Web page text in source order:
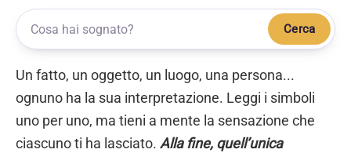
Cerca
Un fatto, un oggetto, un luogo, una persona...
ognuno ha la sua interpretazione. Leggi i simboli
uno per uno, ma tieni a mente la sensazione che
ciascuno ti ha lasciato. Alla fine, quell’unica